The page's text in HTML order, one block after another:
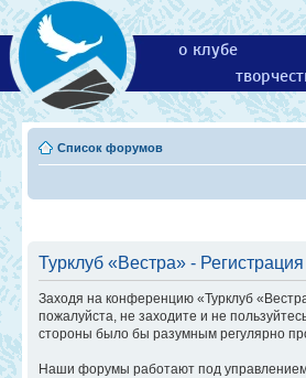
о клубе
Список форумов
Турклуб «Вестра» - Регистрация
Заходя на конференцию «Турклуб
пожалуйста, не заходите и не
стороны было бы разумным регулярно
Наши форумы работают под